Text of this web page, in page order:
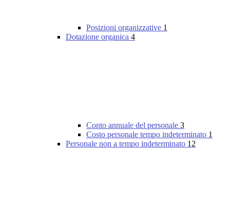
Posizioni organizzative 1
Dotazione organica 4
Conto annuale del personale 3
Costo personale tempo indeterminato 1
Personale non a tempo indeterminato 12